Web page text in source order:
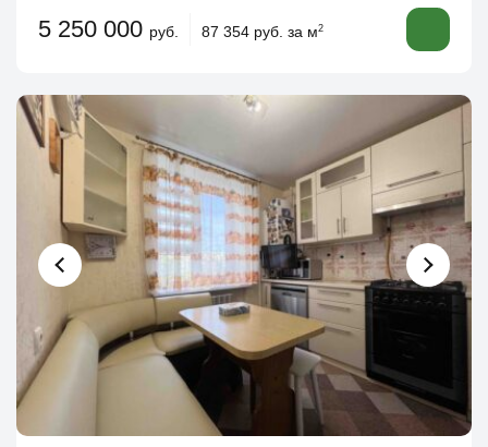
5 250 000 руб. 87 354 руб. за м2